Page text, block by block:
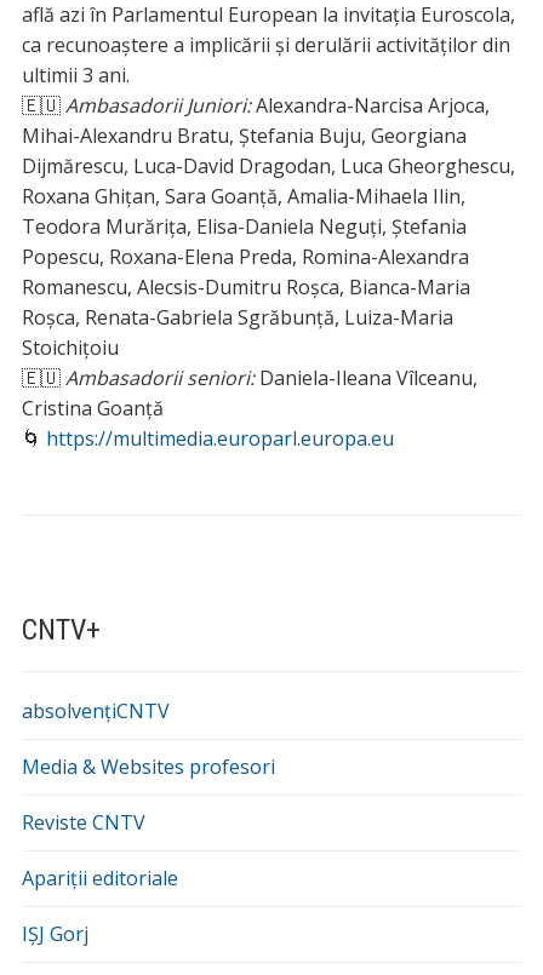
CNTV+
absolvențiCNTV
Media & Websites profesori
Reviste CNTV
Apariții editoriale
IȘJ Gorj
află azi în Parlamentul European la invitația Euroscola,
ca recunoaștere a implicării și derulării activităților din
ultimii 3 ani.
🇪🇺Ambasadorii Juniori:Alexandra-Narcisa Arjoca,
Mihai-Alexandru Bratu, Ștefania Buju, Georgiana
Dijmărescu, Luca-David Dragodan, Luca Gheorghescu,
Roxana Ghițan, Sara Goanță, Amalia-Mihaela Ilin,
Teodora Murărița, Elisa-Daniela Neguți, Ștefania
Popescu, Roxana-Elena Preda, Romina-Alexandra
Romanescu, Alecsis-Dumitru Roșca, Bianca-Maria
Roșca, Renata-Gabriela Sgrăbunță, Luiza-Maria
Stoichițoiu
🇪🇺Ambasadorii seniori:Daniela-Ileana Vîlceanu,
Cristina Goanță
🌀 https://multimedia.europarl.europa.eu